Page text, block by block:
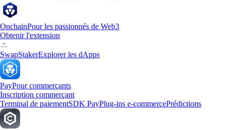
OnchainPour les passionnés de Web3
Obtenir l'extension
SwapStakerExplorer les dApps
PayPour commerçants
Inscription commerçant
Terminal de paiementSDK PayPlug-ins e-commercePrédictions